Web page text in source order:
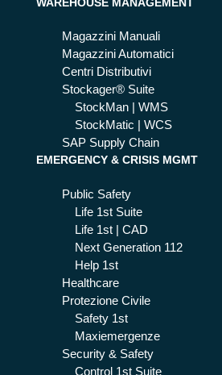
Magazzini Manuali
Magazzini Automatici
Centri Distributivi
Stockager® Suite
StockMan | WMS
StockMatic | WCS
SAP Supply Chain
EMERGENCY & CRISIS MGMT
Public Safety
Life 1st Suite
Life 1st | CAD
Next Generation 112
Help 1st
Healthcare
Protezione Civile
Safety 1st
Maxiemergenze
Security & Safety
Control 1st Suite